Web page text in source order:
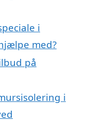
i
med?
på
i